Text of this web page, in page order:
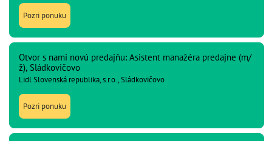
Pozri ponuku
Otvor s nami novú predajňu: Asistent manažéra predajne (m/
ž), Sládkovičovo
Lidl Slovenská republika, s.r.o., Sládkovičovo
Pozri ponuku